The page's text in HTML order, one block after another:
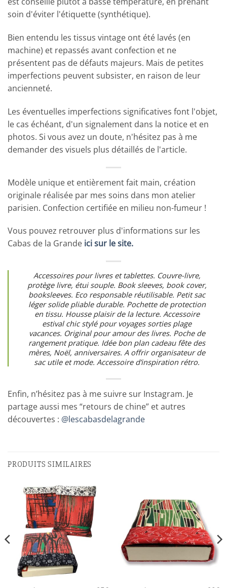
soin d'éviter l'étiquette (synthétique).
Bien entendu les tissus vintage ont été lavés (en
machine) et repassés avant confection et ne
présentent pas de défauts majeurs. Mais de petites
imperfections peuvent subsister, en raison de leur
ancienneté.
Les éventuelles imperfections significatives font l'objet,
le cas échéant, d'un signalement dans la notice et en
photos. Si vous avez un doute, n'hésitez pas à me
demander des visuels plus détaillés de l'article.
Modèle unique et entièrement fait main, création
originale réalisée par mes soins dans mon atelier
parisien. Confection certifiée en milieu non-fumeur !
Vous pouvez retrouver plus d'informations sur les
Cabas de la Grande ici sur le site.
Accessoires pour livres et tablettes. Couvre-livre,
protège livre, étui souple. Book sleeves, book cover,
booksleeves. Eco responsable réutilisable. Petit sac
léger solide pliable durable. Pochette de protection
en tissu. Housse plaisir de la lecture. Accessoire
estival chic stylé pour voyages sorties plage
vacances. Original pour amour des livres. Poche de
rangement pratique. Idée bon plan cadeau fête des
mères, Noël, anniversaires. A offrir organisateur de
sac utile et mode. Accessoire d’inspiration rétro.
Enfin, n’hésitez pas à me suivre sur Instagram. Je
partage aussi mes “retours de chine” et autres
découvertes : @lescabasdelagrande
PRODUITS SIMILAIRES